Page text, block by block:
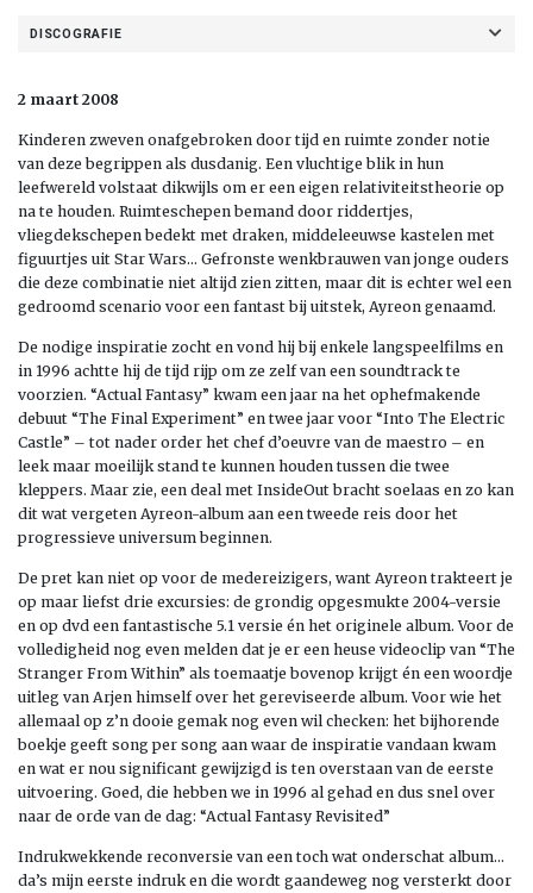
DISCOGRAFIE
2 maart 2008
Kinderen zweven onafgebroken door tijd en ruimte zonder notie
van deze begrippen als dusdanig. Een vluchtige blik in hun
leefwereld volstaat dikwijls om er een eigen relativiteitstheorie op
na te houden. Ruimteschepen bemand door riddertjes,
vliegdekschepen bedekt met draken, middeleeuwse kastelen met
figuurtjes uit Star Wars… Gefronste wenkbrauwen van jonge ouders
die deze combinatie niet altijd zien zitten, maar dit is echter wel een
gedroomd scenario voor een fantast bij uitstek, Ayreon genaamd.
De nodige inspiratie zocht en vond hij bij enkele langspeelfilms en
in 1996 achtte hij de tijd rijp om ze zelf van een soundtrack te
voorzien. “Actual Fantasy” kwam een jaar na het ophefmakende
debuut “The Final Experiment” en twee jaar voor “Into The Electric
Castle” – tot nader order het chef d’oeuvre van de maestro – en
leek maar moeilijk stand te kunnen houden tussen die twee
kleppers. Maar zie, een deal met InsideOut bracht soelaas en zo kan
dit wat vergeten Ayreon-album aan een tweede reis door het
progressieve universum beginnen.
De pret kan niet op voor de medereizigers, want Ayreon trakteert je
op maar liefst drie excursies: de grondig opgesmukte 2004-versie
en op dvd een fantastische 5.1 versie én het originele album. Voor de
volledigheid nog even melden dat je er een heuse videoclip van “The
Stranger From Within” als toemaatje bovenop krijgt én een woordje
uitleg van Arjen himself over het gereviseerde album. Voor wie het
allemaal op z’n dooie gemak nog even wil checken: het bijhorende
boekje geeft song per song aan waar de inspiratie vandaan kwam
en wat er nou significant gewijzigd is ten overstaan van de eerste
uitvoering. Goed, die hebben we in 1996 al gehad en dus snel over
naar de orde van de dag: “Actual Fantasy Revisited”
Indrukwekkende reconversie van een toch wat onderschat album…
da’s mijn eerste indruk en die wordt gaandeweg nog versterkt door